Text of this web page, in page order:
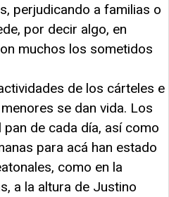
perjudicando a familias o
por decir algo, en
muchos los sometidos
de los cárteles e
se dan vida. Los
de cada día, así como
para acá han estado
como en la
a la altura de Justino